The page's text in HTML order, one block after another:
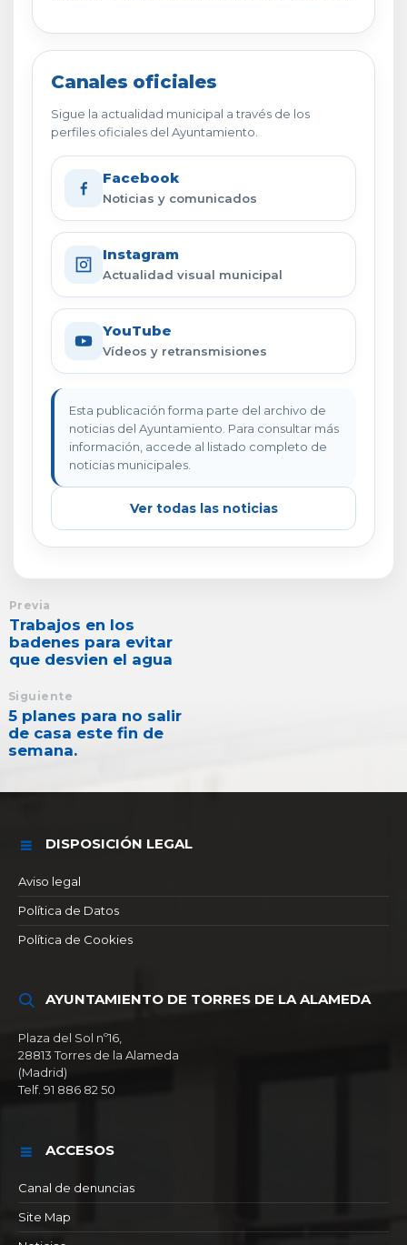
Canales oficiales
Sigue la actualidad municipal a través de los
perfiles oficiales del Ayuntamiento.
Facebook
Noticias y comunicados
Instagram
Actualidad visual municipal
YouTube
Vídeos y retransmisiones
Esta publicación forma parte del archivo de
noticias del Ayuntamiento. Para consultar más
información, accede al listado completo de
noticias municipales.
Ver todas las noticias
Previa
Trabajos en los
badenes para evitar
que desvien el agua
Siguiente
5 planes para no salir
de casa este fin de
semana.
DISPOSICIÓN LEGAL
Aviso legal
Política de Datos
Política de Cookies
AYUNTAMIENTO DE TORRES DE LA ALAMEDA
Plaza del Sol nº16,
28813 Torres de la Alameda
(Madrid)
Telf. 91 886 82 50
ACCESOS
Canal de denuncias
Site Map